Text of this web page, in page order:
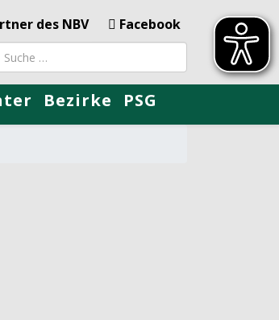
des NBV
Facebook
Suchbegriff
Bezirke PSG